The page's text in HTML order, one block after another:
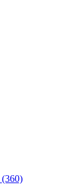
(360)